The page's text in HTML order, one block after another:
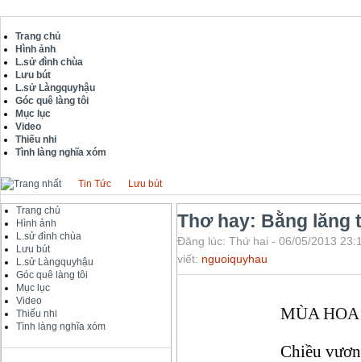
Trang chủ
Hình ảnh
L.sử đình chùa
Lưu bút
L.sử Làngquyhậu
Góc quê làng tôi
Mục lục
Video
Thiếu nhi
Tình làng nghĩa xóm
Tin Tức Lưu bút
Trang chủ
Hình ảnh
L.sử đình chùa
Lưu bút
L.sử Làngquyhậu
Góc quê làng tôi
Mục lục
Video
Thiếu nhi
Tình làng nghĩa xóm
Thơ hay: Bằng lăng
Đăng lúc: Thứ hai - 06/05/2013
viết: nguoiquyhau
MÙA
Chiều